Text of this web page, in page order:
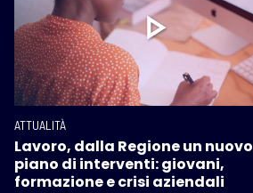
ATTUALITÀ
Lavoro, dalla Regione un nuovo
piano di interventi: giovani,
formazione e crisi aziendali